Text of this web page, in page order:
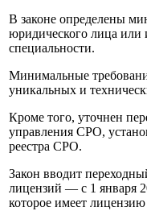
В законе определены
юридического лица или
специальности.
Минимальные
уникальных и
Кроме того, уточнен
управления СРО,
реестра СРО.
Закон вводит
лицензий — с 1 января
которое имеет